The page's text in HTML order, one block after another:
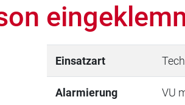
Einsatzart
Alarmierung VU